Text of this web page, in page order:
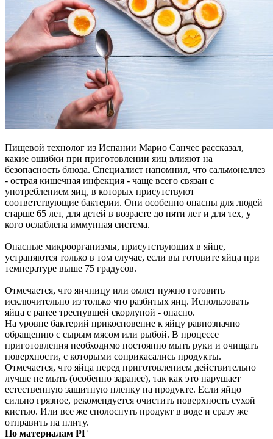
Пищевой технолог из Испании Марио Санчес рассказал,
какие ошибки при приготовлении яиц влияют на
безопасность блюда. Специалист напомнил, что сальмонеллез
- острая кишечная инфекция - чаще всего связан с
употреблением яиц, в которых присутствуют
соответствующие бактерии. Они особенно опасны для людей
старше 65 лет, для детей в возрасте до пяти лет и для тех, у
кого ослаблена иммунная система.
Опасные микроорганизмы, присутствующих в яйце,
устраняются только в том случае, если вы готовите яйца при
температуре выше 75 градусов.
Отмечается, что яичницу или омлет нужно готовить
исключительно из только что разбитых яиц. Использовать
яйца с ранее треснувшей скорлупой - опасно.
На уровне бактерий прикосновение к яйцу равнозначно
обращению с сырым мясом или рыбой. В процессе
приготовления необходимо постоянно мыть руки и очищать
поверхности, с которыми соприкасались продукты.
Отмечается, что яйца перед приготовлением действительно
лучше не мыть (особенно заранее), так как это нарушает
естественную защитную пленку на продукте. Если яйцо
сильно грязное, рекомендуется очистить поверхность сухой
кистью. Или все же сполоснуть продукт в воде и сразу же
отправить на плиту.
По материалам РГ